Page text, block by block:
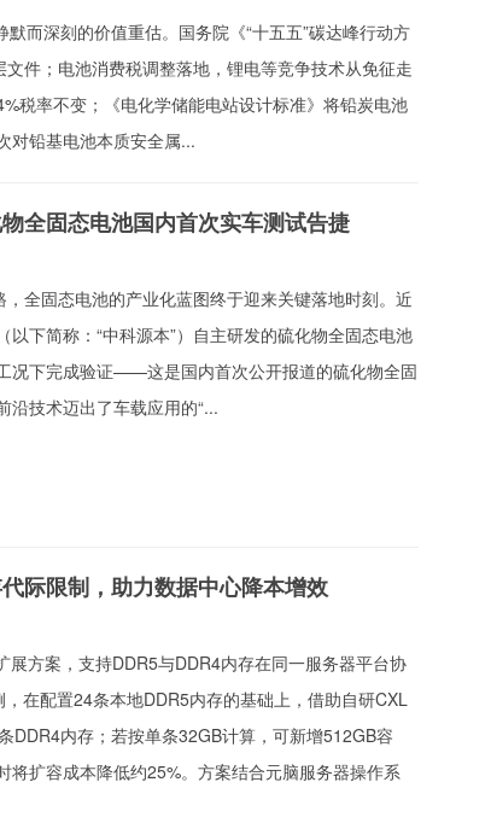
而深刻的价值重估。国务院《“十五五”碳达峰行动方
件；电池消费税调整落地，锂电等竞争技术从免征走
税率不变；《电化学储能电站设计标准》将铅炭电池
对铅基电池本质安全属...
全固态电池国内首次实车测试告捷
，全固态电池的产业化蓝图终于迎来关键落地时刻。近
以下简称：“中科源本”）自主研发的硫化物全固态电池
况下完成验证——这是国内首次公开报道的硫化物全固
沿技术迈出了车载应用的“...
际限制，助力数据中心降本增效
展方案，支持DDR5与DDR4内存在同一服务器平台协
在配置24条本地DDR5内存的基础上，借助自研CXL
DDR4内存；若按单条32GB计算，可新增512GB容
将扩容成本降低约25%。方案结合元脑服务器操作系